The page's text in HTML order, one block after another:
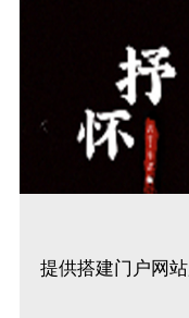
提供搭建门户网